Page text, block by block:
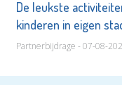
De leukste
kinderen in eigen
Partnerbijdrage - 07-08-